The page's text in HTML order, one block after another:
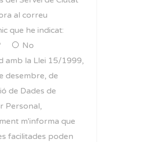
al correu
que he indicat:
No
amb la Llei 15/1999,
desembre, de
de Dades de
Personal,
m'informa que
facilitades poden